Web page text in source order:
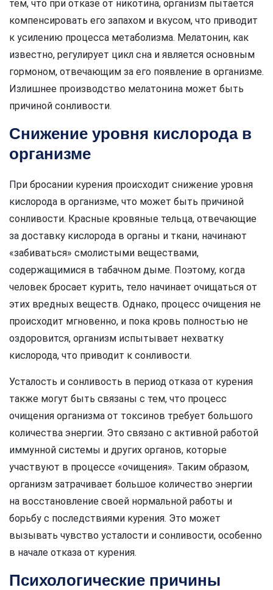
тем, что при отказе от никотина, организм пытается
компенсировать его запахом и вкусом, что приводит
к усилению процесса метаболизма. Мелатонин, как
известно, регулирует цикл сна и является основным
гормоном, отвечающим за его появление в организме.
Излишнее производство мелатонина может быть
причиной сонливости.
Снижение уровня кислорода в
организме
При бросании курения происходит снижение уровня
кислорода в организме, что может быть причиной
сонливости. Красные кровяные тельца, отвечающие
за доставку кислорода в органы и ткани, начинают
«забиваться» смолистыми веществами,
содержащимися в табачном дыме. Поэтому, когда
человек бросает курить, тело начинает очищаться от
этих вредных веществ. Однако, процесс очищения не
происходит мгновенно, и пока кровь полностью не
оздоровится, организм испытывает нехватку
кислорода, что приводит к сонливости.
Усталость и сонливость в период отказа от курения
также могут быть связаны с тем, что процесс
очищения организма от токсинов требует большого
количества энергии. Это связано с активной работой
иммунной системы и других органов, которые
участвуют в процессе «очищения». Таким образом,
организм затрачивает большое количество энергии
на восстановление своей нормальной работы и
борьбу с последствиями курения. Это может
вызывать чувство усталости и сонливости, особенно
в начале отказа от курения.
Психологические причины